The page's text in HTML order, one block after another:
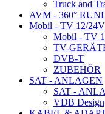
Truck and
AVM - 360°
Mobil - TV 12/24V
Mobil - TV
TV-
DVB-T
ZUBEHÖR
SAT - ANLAGEN
SAT -
VDB Design